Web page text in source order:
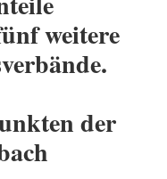
weitere
der